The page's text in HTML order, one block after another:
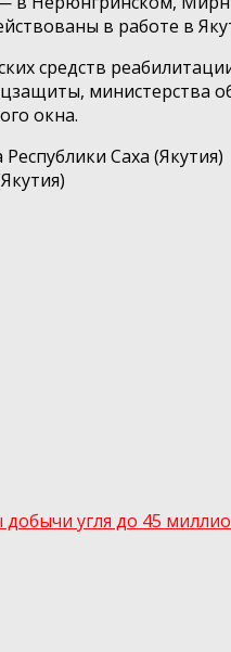
в работе в
средств
министерства
окна.
Саха (Якутия)
угля до 45